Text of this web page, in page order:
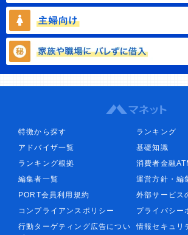
特徴から探す
ランキング
アドバイザ一覧
基礎知識
ランキング根拠
消費者金融
編集者一覧
運営方針・編
PORT会員利用規約
外部サービス
コンプライアンスポリシー
プライバシー
行動ターゲティング広告につい
情報セキュリ